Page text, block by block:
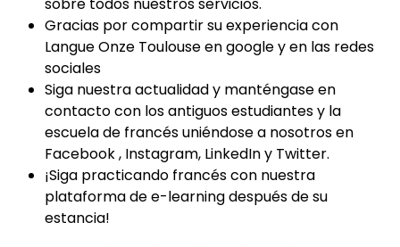
sobre todos nuestros servicios.
Gracias por compartir su experiencia con
Langue Onze Toulouse en google y en las redes
sociales
Siga nuestra actualidad y manténgase en
contacto con los antiguos estudiantes y la
escuela de francés uniéndose a nosotros en
Facebook , Instagram, LinkedIn y Twitter.
¡Siga practicando francés con nuestra
plataforma de e-learning después de su
estancia!